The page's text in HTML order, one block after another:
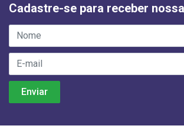
Cadastre-se para receber